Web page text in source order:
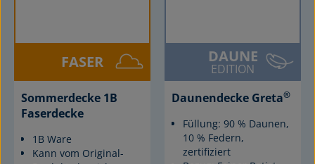
FASER
Sommerdecke 1B
Faserdecke
1B Ware
Kann vom Original-
DAUNE
EDITION
Daunendecke Greta®
Füllung: 90 % Daunen,
10 % Federn,
zertifiziert